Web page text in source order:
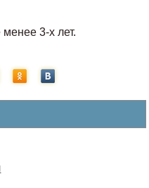
3-х лет.